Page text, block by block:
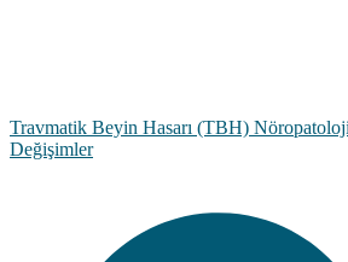
Travmatik Beyin Hasarı (TBH)
Değişimler